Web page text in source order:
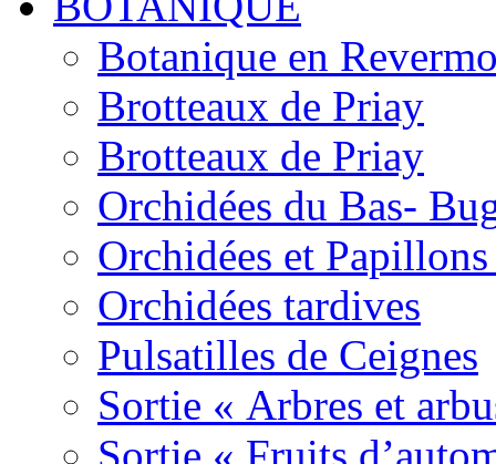
Botanique en
Brotteaux de Priay
Brotteaux de Priay
Orchidées du Bas-
Orchidées et
Orchidées tardives
Pulsatilles de Ceignes
Sortie « Arbres et
Sortie « Fruits